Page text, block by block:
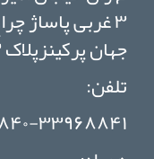
۳ غربی پاساژ
جهان پرکینزپلاک ۳۱۳
تلفن:
۳۳۹۶۸۸۴۰-